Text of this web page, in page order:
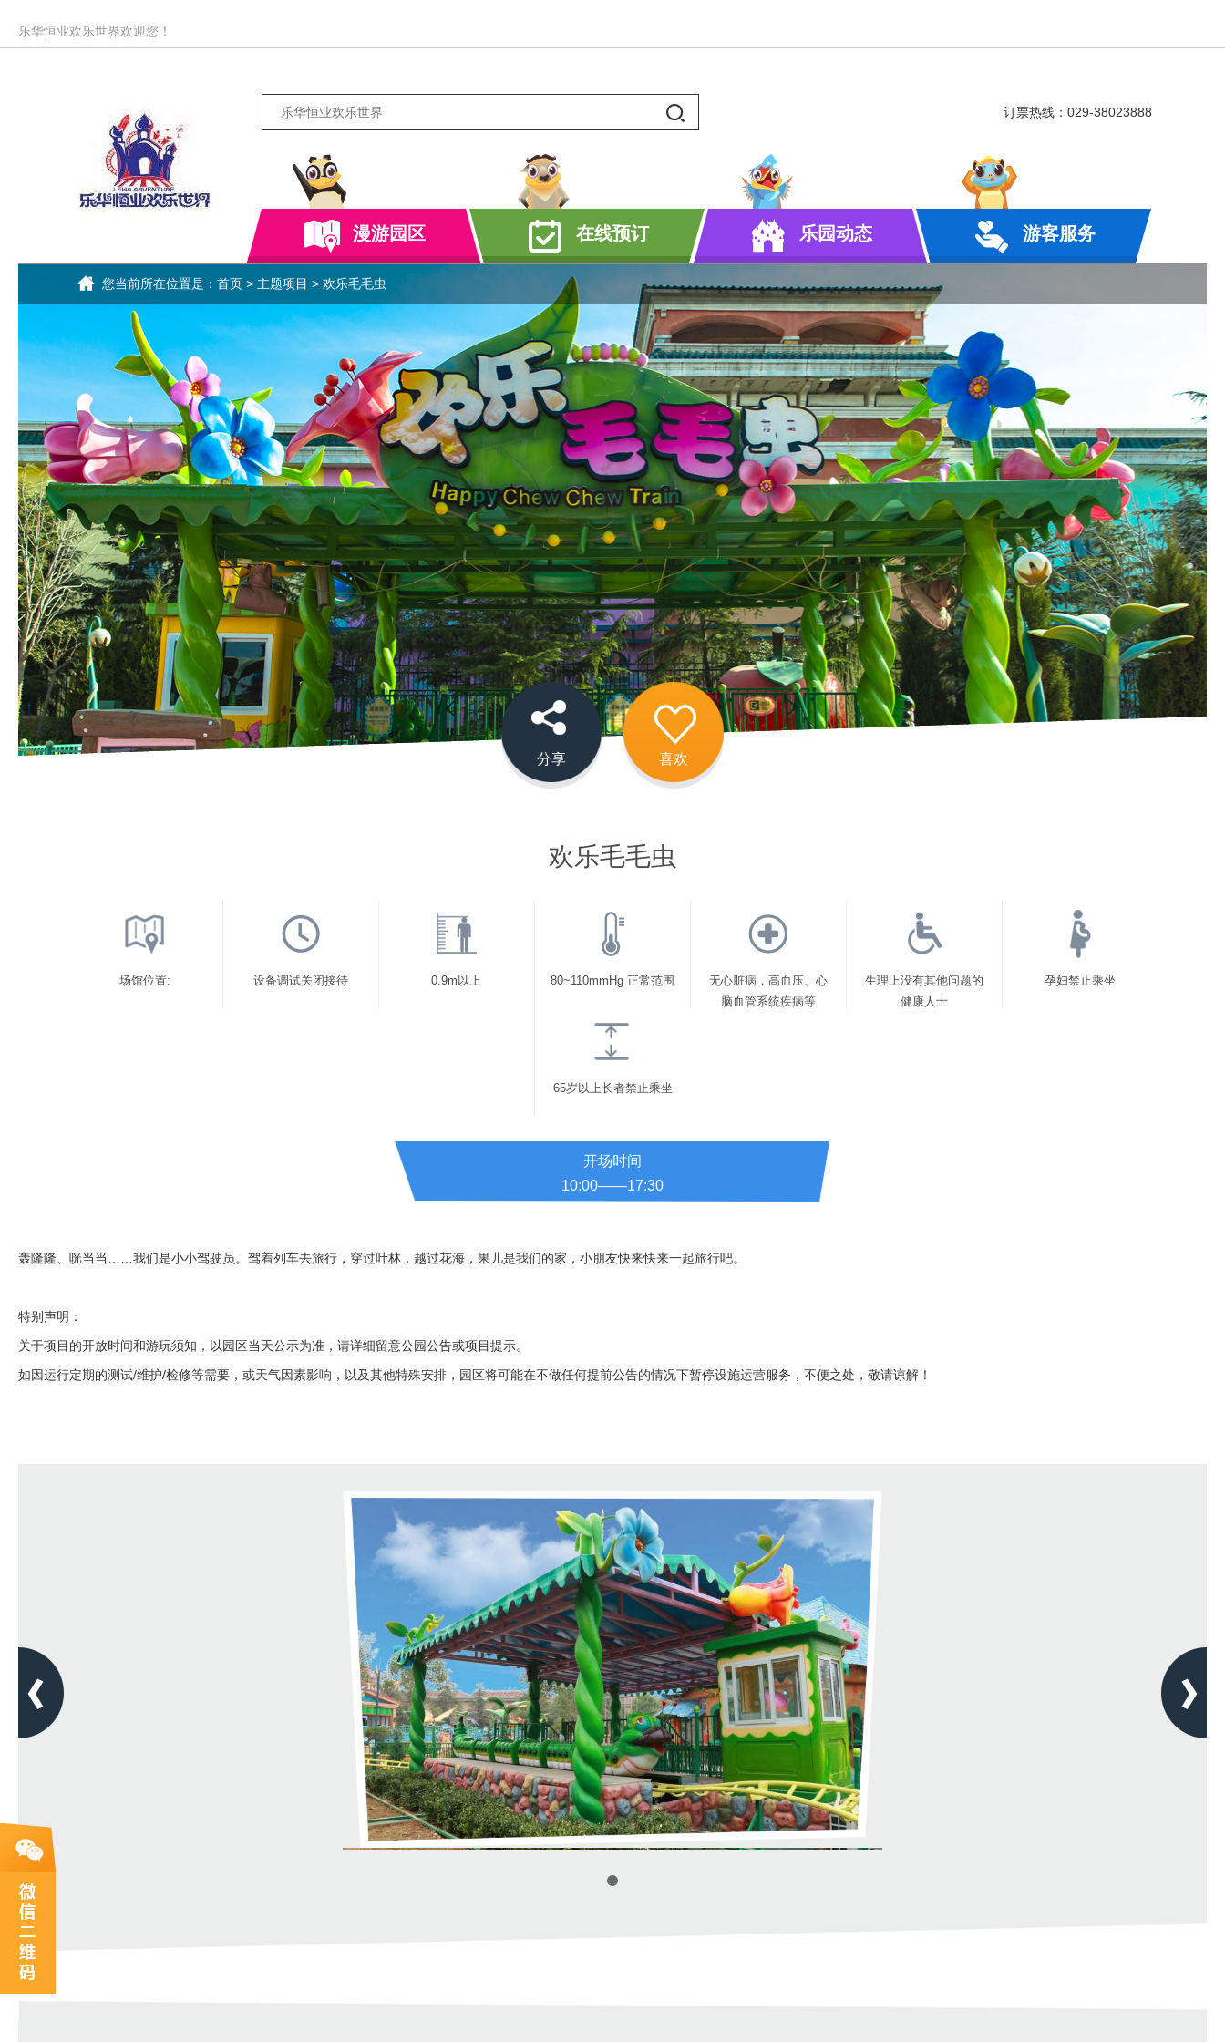
乐华恒业欢乐世界欢迎您！
订票热线：029-38023888
漫游园区 在线预订 乐园动态 游客服务
您当前所在位置是：首页 > 主题项目 > 欢乐毛毛虫
分享 喜欢
欢乐毛毛虫
场馆位置: 设备调试关闭接待 0.9m以上 80~110mmHg 正常范围
无心脏病，高血压、心
脑血管系统疾病等
生理上没有其他问题的
健康人士
孕妇禁止乘坐
65岁以上长者禁止乘坐
开场时间
10:00——17:30
轰隆隆、咣当当……我们是小小驾驶员。驾着列车去旅行，穿过叶林，越过花海，果儿是我们的家，小朋友快来快来一起旅行吧。
特别声明：
关于项目的开放时间和游玩须知，以园区当天公示为准，请详细留意公园公告或项目提示。
如因运行定期的测试/维护/检修等需要，或天气因素影响，以及其他特殊安排，园区将可能在不做任何提前公告的情况下暂停设施运营服务，不便之处，敬请谅解！